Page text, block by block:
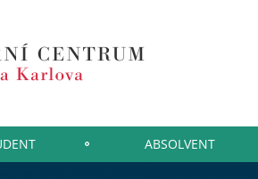
ABSOLVENT